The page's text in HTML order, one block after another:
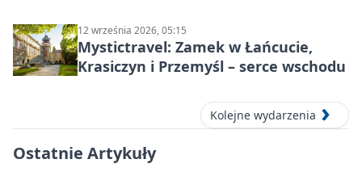
12 września 2026, 05:15
Mystictravel: Zamek w Łańcucie,
Krasiczyn i Przemyśl – serce wschodu
Kolejne wydarzenia
Ostatnie Artykuły